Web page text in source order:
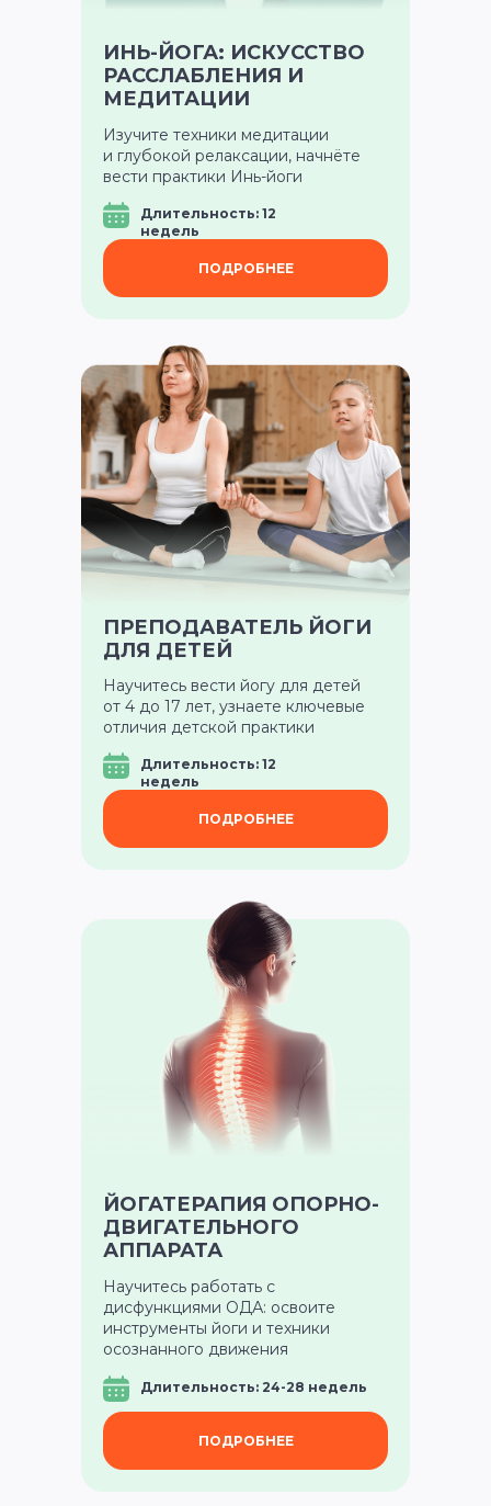
ИНЬ-ЙОГА: ИСКУССТВО
РАССЛАБЛЕНИЯ И
МЕДИТАЦИИ
Изучите техники медитации
и глубокой релаксации, начнёте
вести практики Инь-йоги
Длительность: 12
недель
ПОДРОБНЕЕ
Длительность: 12
недель
Научитесь вести йогу для детей
от 4 до 17 лет, узнаете ключевые
отличия детской практики
ПРЕПОДАВАТЕЛЬ ЙОГИ
ДЛЯ ДЕТЕЙ
ПОДРОБНЕЕ
Длительность: 24-28 недель
Научитесь работать с
дисфункциями ОДА: освоите
инструменты йоги и техники
осознанного движения
ЙОГАТЕРАПИЯ ОПОРНО-
ДВИГАТЕЛЬНОГО
АППАРАТА
ПОДРОБНЕЕ